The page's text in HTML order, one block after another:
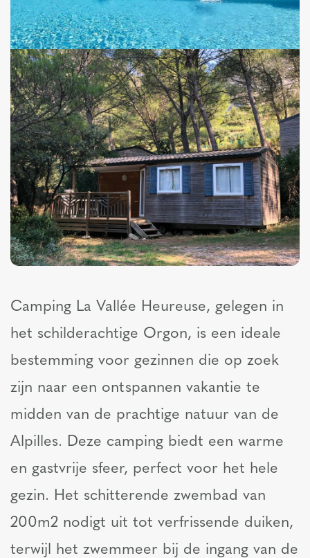
Camping La Vallée Heureuse, gelegen in
het schilderachtige Orgon, is een ideale
bestemming voor gezinnen die op zoek
zijn naar een ontspannen vakantie te
midden van de prachtige natuur van de
Alpilles. Deze camping biedt een warme
en gastvrije sfeer, perfect voor het hele
gezin. Het schitterende zwembad van
200m2 nodigt uit tot verfrissende duiken,
terwijl het zwemmeer bij de ingang van de